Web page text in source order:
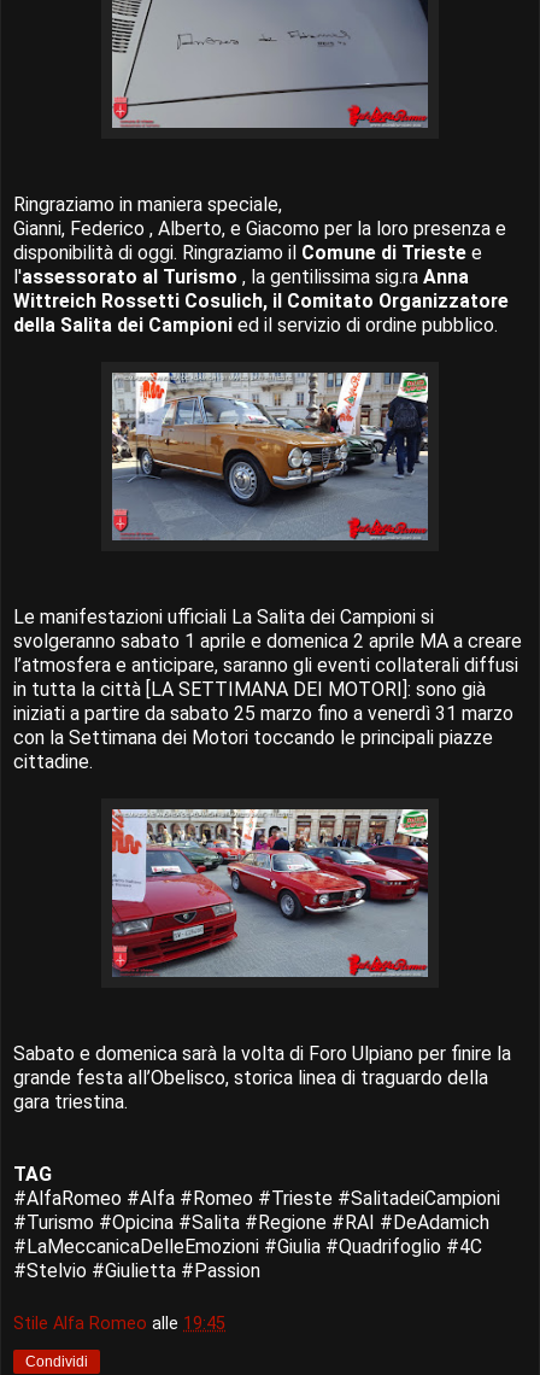
Ringraziamo in maniera speciale,
Gianni, Federico , Alberto, e Giacomo per la loro presenza e
disponibilità di oggi. Ringraziamo il Comune di Trieste e
l'assessorato al Turismo , la gentilissima sig.ra Anna
Wittreich Rossetti Cosulich, il Comitato Organizzatore
della Salita dei Campioni ed il servizio di ordine pubblico.
Le manifestazioni ufficiali La Salita dei Campioni si
svolgeranno sabato 1 aprile e domenica 2 aprile MA a creare
l’atmosfera e anticipare, saranno gli eventi collaterali diffusi
in tutta la città [LA SETTIMANA DEI MOTORI]: sono già
iniziati a partire da sabato 25 marzo fino a venerdì 31 marzo
con la Settimana dei Motori toccando le principali piazze
cittadine.
Sabato e domenica sarà la volta di Foro Ulpiano per finire la
grande festa all’Obelisco, storica linea di traguardo della
gara triestina.
TAG
#AlfaRomeo #Alfa #Romeo #Trieste #SalitadeiCampioni
#Turismo #Opicina #Salita #Regione #RAI #DeAdamich
#LaMeccanicaDelleEmozioni #Giulia #Quadrifoglio #4C
#Stelvio #Giulietta #Passion
Stile Alfa Romeo alle 19:45
Condividi